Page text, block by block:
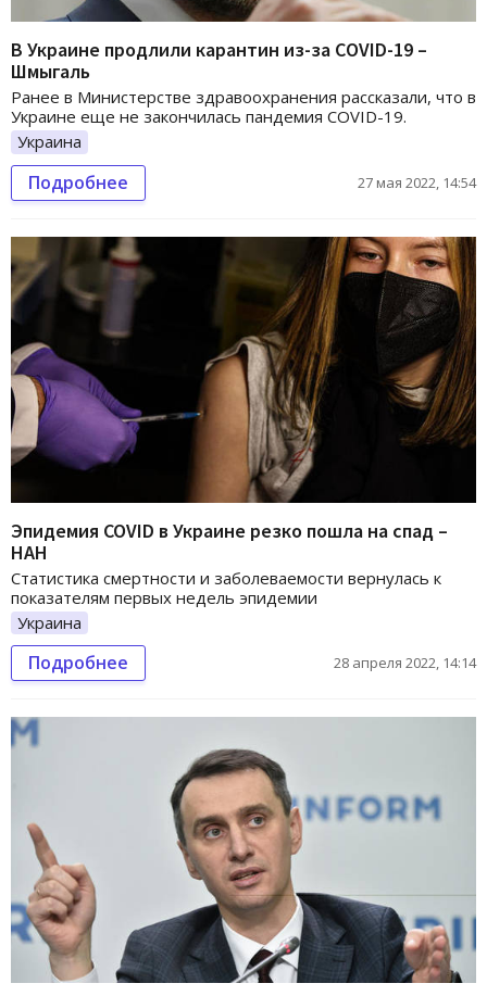
В Украине продлили карантин из-за СOVID-19 –
Шмыгаль
Ранее в Министерстве здравоохранения рассказали, что в
Украине еще не закончилась пандемия СOVID-19.
Украина
Подробнее 27 мая 2022, 14:54
Эпидемия COVID в Украине резко пошла на спад –
НАН
Статистика смертности и заболеваемости вернулась к
показателям первых недель эпидемии
Украина
Подробнее 28 апреля 2022, 14:14